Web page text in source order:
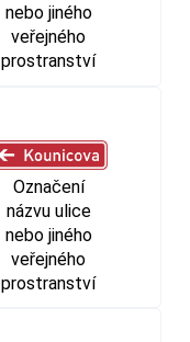
nebo jiného
veřejného
prostranství
Označení
názvu ulice
nebo jiného
veřejného
prostranství